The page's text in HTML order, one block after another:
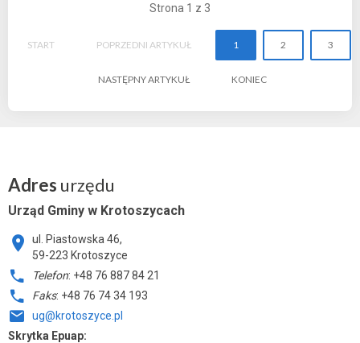
Strona 1 z 3
START POPRZEDNI ARTYKUŁ 1 2 3
NASTĘPNY ARTYKUŁ KONIEC
Adres urzędu
Urząd Gminy w Krotoszycach
ul. Piastowska 46,
59-223 Krotoszyce
Telefon: +48 76 887 84 21
Faks: +48 76 74 34 193
ug@krotoszyce.pl
Skrytka Epuap: